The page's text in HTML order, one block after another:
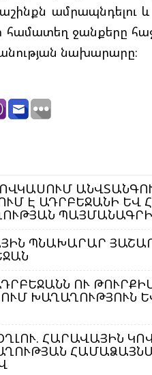
ամրապնդելու և
ջանքերը
նախարարը։
Է ԱԴՐԲԵՋԱՆԻ
ՊՆԱԽԱՐԱՐ
ՈՒ
ԽԱՂԱՂՈՒԹՅՈՒՆ
ՀԱՐԱՎԱՅԻՆ